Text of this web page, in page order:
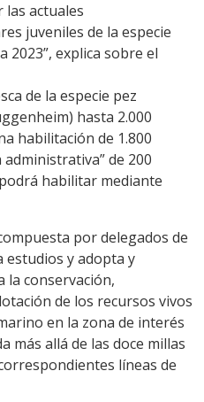
las actuales
juveniles de la especie
2023”, explica sobre el
de la especie pez
hasta 2.000
habilitación de 1.800
de 200
habilitar mediante
por delegados de
y adopta y
la conservación,
de los recursos vivos
en la zona de interés
más allá de las doce millas
líneas de